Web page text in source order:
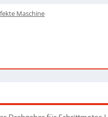
Maschine